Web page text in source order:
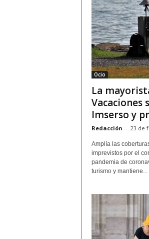
Ocio
La
Vacaciones
Imserso y
Redacción - 23 de
Amplía las
imprevistos por el
pandemia de
turismo y mantiene...